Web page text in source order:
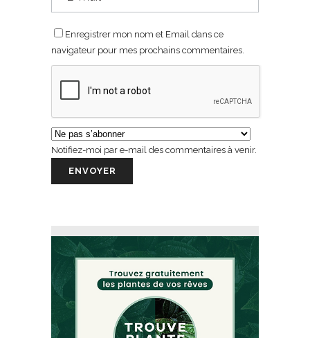
Enregistrer mon nom et Email dans ce
navigateur pour mes prochains commentaires.
Notifiez-moi par e-mail des commentaires à venir.